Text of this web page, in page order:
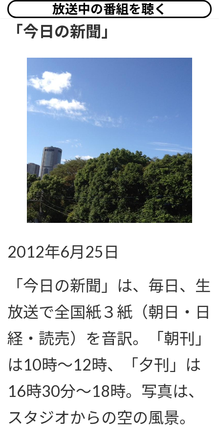
放送中の番組を聴く
「今日の新聞」
2012年6月25日
「今日の新聞」は、毎日、生
放送で全国紙３紙（朝日・日
経・読売）を音訳。「朝刊」
は10時〜12時、「夕刊」は
16時30分〜18時。写真は、
スタジオからの空の風景。